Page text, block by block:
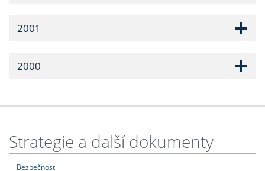
2001
2000
Strategie a další dokumenty
Bezpečnost